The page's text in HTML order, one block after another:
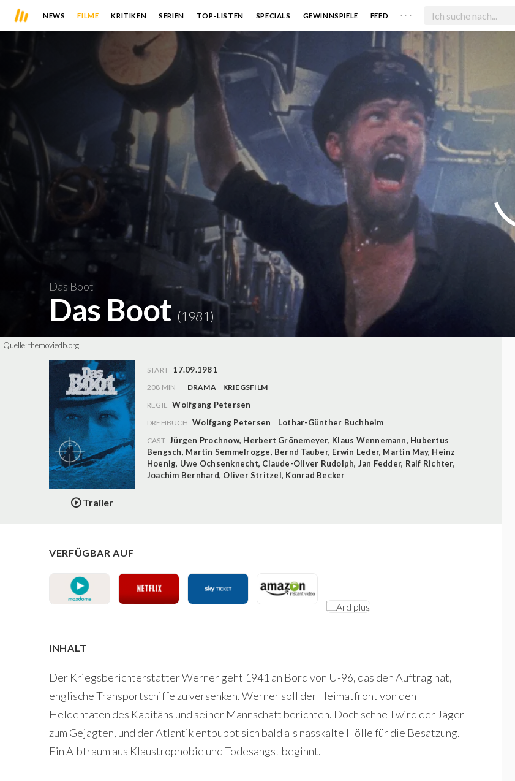
NEWS FILME KRITIKEN SERIEN TOP-LISTEN SPECIALS GEWINNSPIELE FEED . . .
Das Boot
Das Boot (1981)
Quelle:themoviedb.org
Trailer
START 17.09.1981
208 MIN DRAMA
KRIEGSFILM
REGIE Wolfgang Petersen
DREHBUCH Wolfgang Petersen Lothar-Günther Buchheim
CAST Jürgen Prochnow, Herbert Grönemeyer, Klaus Wennemann, Hubertus
Bengsch, Martin Semmelrogge, Bernd Tauber, Erwin Leder, Martin May, Heinz
Hoenig, Uwe Ochsenknecht, Claude-Oliver Rudolph, Jan Fedder, Ralf Richter,
Joachim Bernhard, Oliver Stritzel, Konrad Becker
VERFÜGBAR AUF
INHALT
Der Kriegsberichterstatter Werner geht 1941 an Bord von U-96, das den Auftrag hat,
englische Transportschiffe zu versenken. Werner soll der Heimatfront von den
Heldentaten des Kapitäns und seiner Mannschaft berichten. Doch schnell wird der Jäger
zum Gejagten, und der Atlantik entpuppt sich bald als nasskalte Hölle für die Besatzung.
Ein Albtraum aus Klaustrophobie und Todesangst beginnt.